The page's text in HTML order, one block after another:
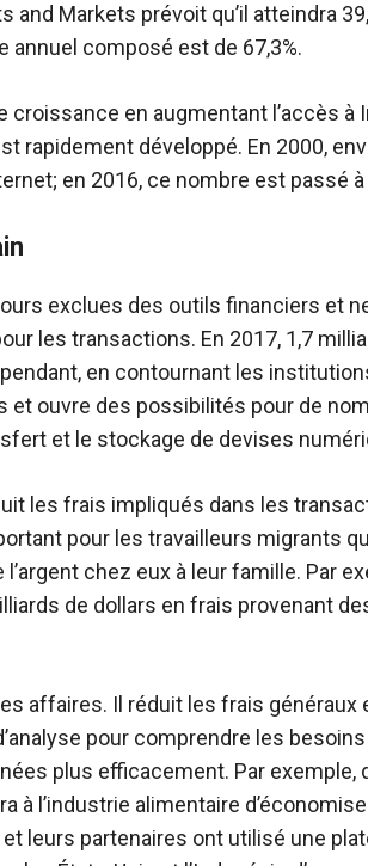
and Markets prévoit qu’il atteindra
annuel composé est de 67,3%.
croissance en augmentant l’accès
rapidement développé. En 2000,
en 2016, ce nombre est passé à
exclues des outils financiers et
les transactions. En 2017, 1,7
en contournant les
et ouvre des possibilités pour de
et le stockage de devises
les frais impliqués dans les
pour les travailleurs migrants
chez eux à leur famille. Par
de dollars en frais provenant
affaires. Il réduit les frais généraux
pour comprendre les
plus efficacement. Par exemple,
à l’industrie alimentaire
leurs partenaires ont utilisé une